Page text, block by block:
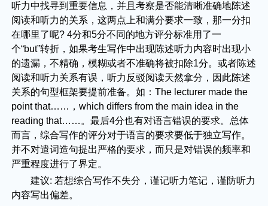
听力中找寻到重要信息，并且考察是否能清晰准确地陈述
阅读和听力的关系，这两点上和满分要求一致，那一分扣
在哪里了呢? 4分和5分不同的地方评分标准用了一
个“but”转折，如果考生写作中出现陈述听力内容时出现小
的遗漏，不精确，模糊或者不准确将被扣除1分。或者陈述
阅读和听力关系有误，听力反驳阅读天然拿分，因此陈述
关系的句型框架要提前准备。如：The lecturer made the
point that……，which differs from the main idea in the
reading that……。最后4分也有对语言错误的要求。总体
而言，综合写作的评分对于语言的要求要低于独立写作。
并不对遣词造句提出严格的要求，而只是对错误的频率和
严重程度进行了界定。
建议: 若想综合写作不失分，谨记听力笔记，谨防听力
内容写出偏差。